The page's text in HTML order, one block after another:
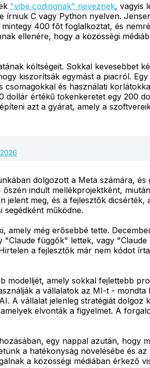
"vibe codingnak" neveznek, vagyis
írniuk C vagy Python nyelven.
400 főt foglalkoztat, és
ellenére, hogy a közösségi
költségeit. Sokkal kevesebbet
kiszorítsák egymást a piacról.
és használati
dollár értékű tokenkeretet egy 200
azt a gyárat, amely a
dolgozott a Meta számára,
indult mellékprojektként,
jelent meg, és a fejlesztők
működne.
amely még erősebbé tette.
függők" lettek, vagy
a fejlesztők már nem kódot
amely sokkal fejlettebb
a vállalatok az MI-t - mondta
A vállalat jelenleg stratégiát dolgoz
elvonták a figyelmet. A
egy nappal azután, hogy
a hatékonyság növelésébe és
a közösségi médiában érkező